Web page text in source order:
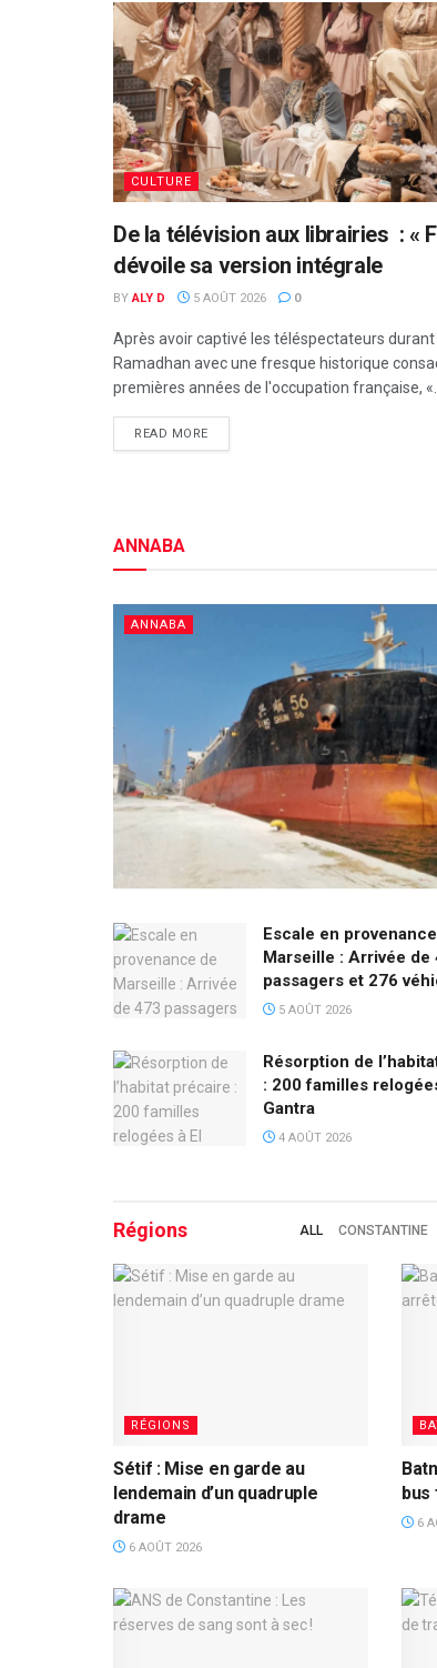
CULTURE
De la télévision aux librairies : «
dévoile sa version intégrale
BY ALY D 5 AOÛT 2026 0
Après avoir captivé les téléspectateurs durant
Ramadhan avec une fresque historique
premières années de l'occupation française, «...
READ MORE
ANNABA
ANNABA
Escale en
Marseille : Arrivée de
passagers et 276
5 AOÛT 2026
Résorption de
: 200 familles
Gantra
4 AOÛT 2026
Régions ALL CONSTANTINE
RÉGIONS
Sétif : Mise en garde au
lendemain d’un quadruple
drame
6 AOÛT 2026
6